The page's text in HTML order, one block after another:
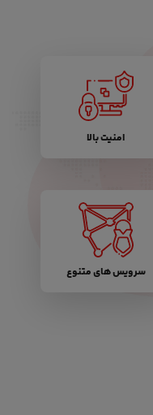
امنیت بالا
سرویس های متنوع